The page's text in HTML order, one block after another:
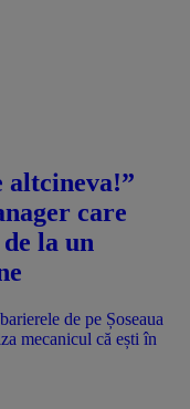
altcineva!”
care
la un
de pe Șoseaua
mecanicul că ești în